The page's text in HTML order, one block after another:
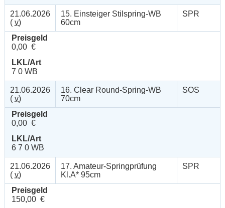
21.06.2026
( v)
15. Einsteiger Stilspring-WB
60cm
SPR
Preisgeld
0,00 €
LKL/Art
7 0 WB
21.06.2026
( v)
16. Clear Round-Spring-WB
70cm
SOS
Preisgeld
0,00 €
LKL/Art
6 7 0 WB
21.06.2026
( v)
17. Amateur-Springprüfung
Kl.A* 95cm
SPR
Preisgeld
150,00 €